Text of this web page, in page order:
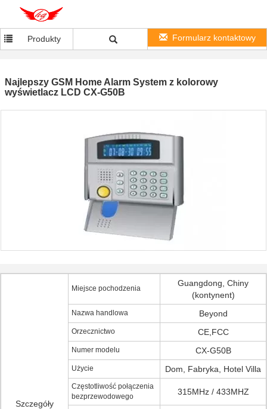
Produkty Formularz kontaktowy
Najlepszy GSM Home Alarm System z kolorowy
wyświetlacz LCD CX-G50B
Szczegóły
Miejsce pochodzenia
Guangdong, Chiny
(kontynent)
Nazwa handlowa Beyond
Orzecznictwo CE,FCC
Numer modelu CX-G50B
Użycie Dom, Fabryka, Hotel Villa
Częstotliwość połączenia
bezprzewodowego
315MHz / 433MHZ